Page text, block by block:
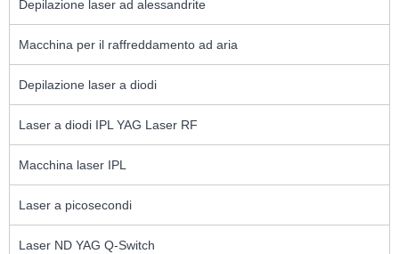
Depilazione laser ad alessandrite
Macchina per il raffreddamento ad aria
Depilazione laser a diodi
Laser a diodi IPL YAG Laser RF
Macchina laser IPL
Laser a picosecondi
Laser ND YAG Q-Switch